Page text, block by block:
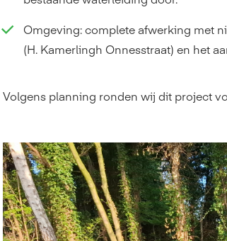
Omgeving: complete afwerking met
(H. Kamerlingh Onnesstraat) en het
Volgens planning ronden wij dit project